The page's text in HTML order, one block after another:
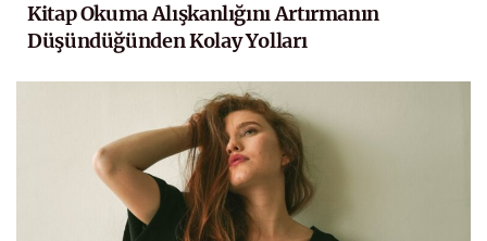
Kitap Okuma Alışkanlığını Artırmanın
Düşündüğünden Kolay Yolları